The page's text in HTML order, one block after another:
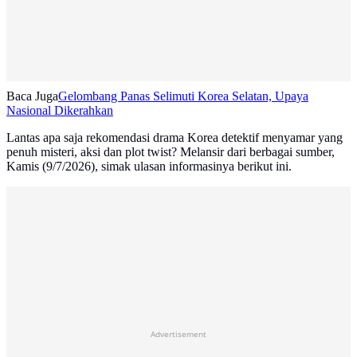
Baca JugaGelombang Panas Selimuti Korea Selatan, Upaya
Nasional Dikerahkan
Lantas apa saja rekomendasi drama Korea detektif menyamar yang
penuh misteri, aksi dan plot twist? Melansir dari berbagai sumber,
Kamis (9/7/2026), simak ulasan informasinya berikut ini.
Advertisement